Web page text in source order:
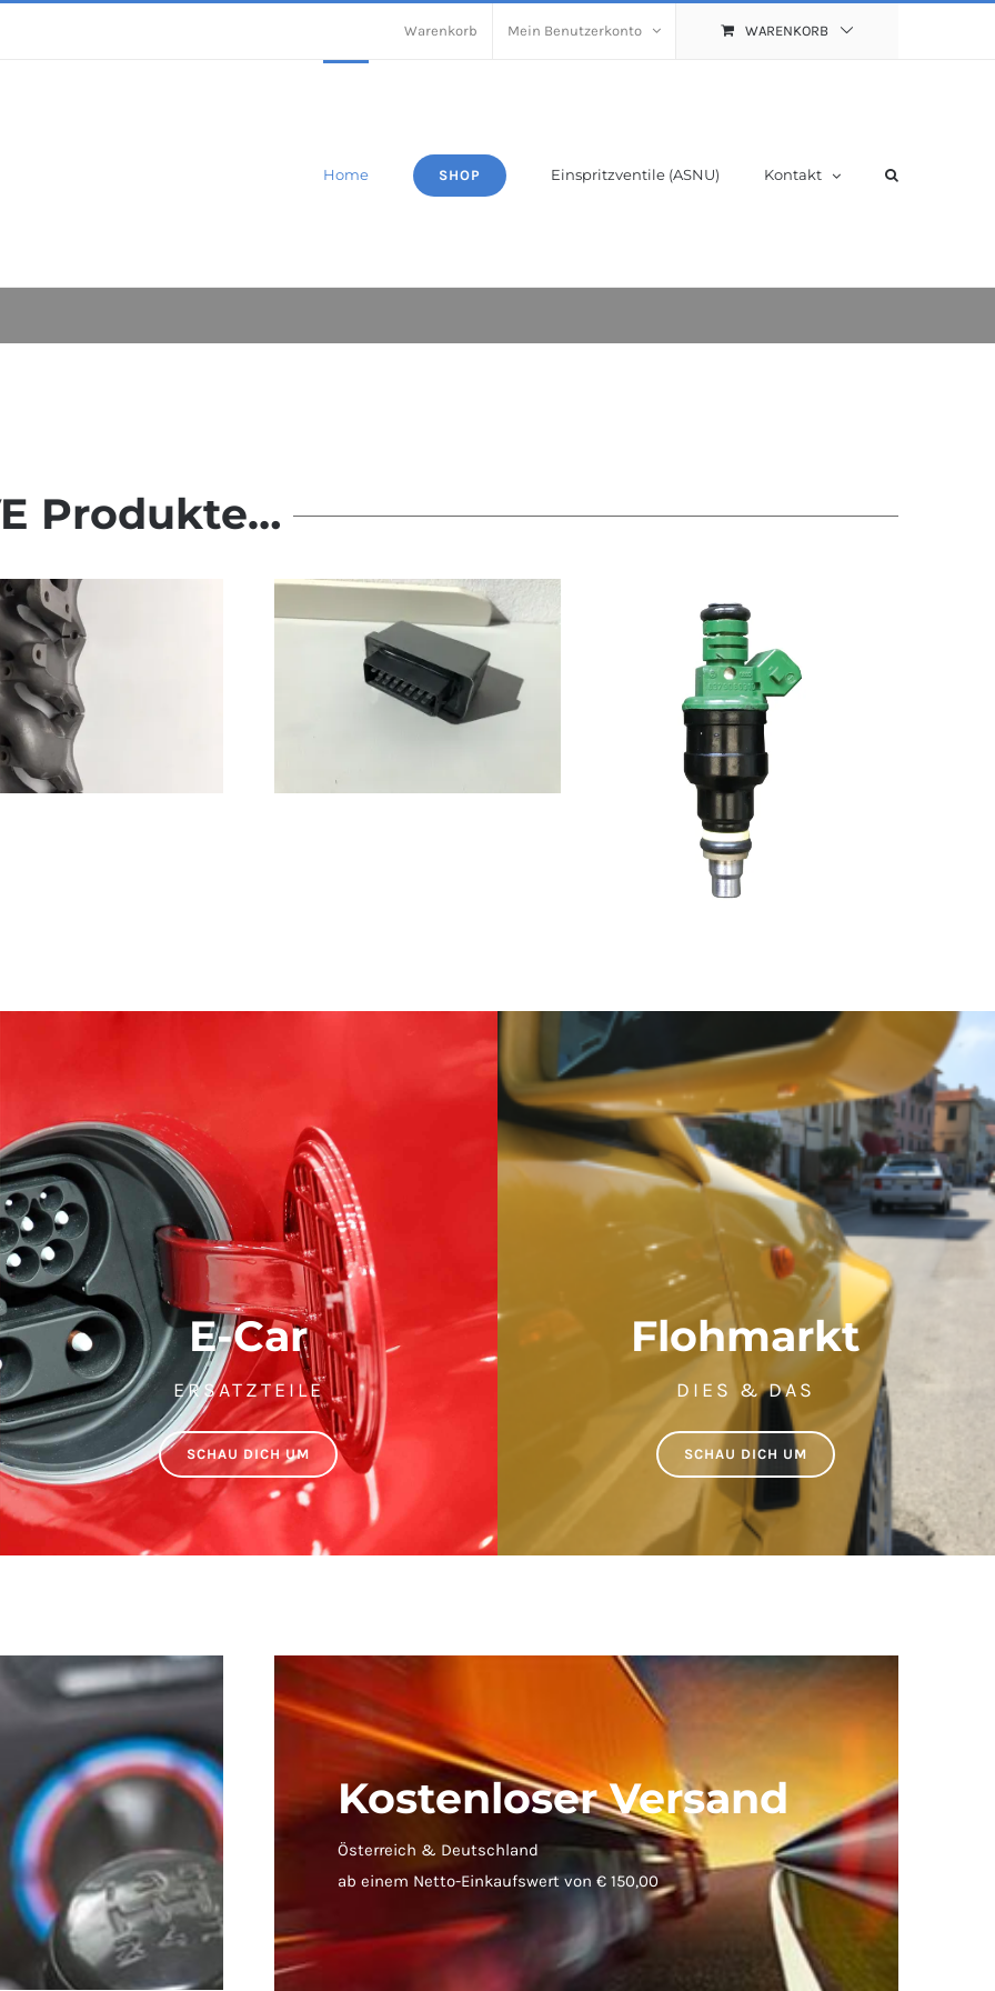
Warenkorb Mein Benutzerkonto WARENKORB
Home SHOP Einspritzventile (ASNU) Kontakt
Produkte…
E-Car
ERSATZTEILE
SCHAU DICH UM
Flohmarkt
DIES & DAS
SCHAU DICH UM
Kostenloser Versand
Österreich & Deutschland
ab einem Netto-Einkaufswert von € 150,00